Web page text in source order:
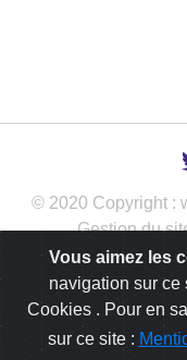
© 2020 Copyright :
Gestion du
L’AUDAP intervient
les champs de
Vous aimez les
navigation sur ce
Cookies . Pour en
sur ce site :